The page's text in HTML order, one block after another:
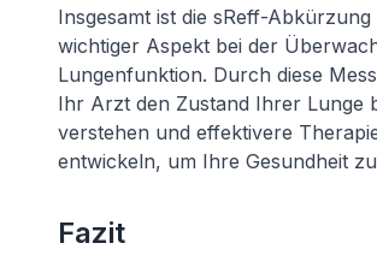
Insgesamt ist die sReff-Abkürzung
wichtiger Aspekt bei der
Lungenfunktion. Durch diese
Ihr Arzt den Zustand Ihrer Lunge
verstehen und effektivere
entwickeln, um Ihre Gesundheit
Fazit